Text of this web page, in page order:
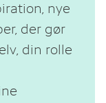
nye
der gør
din rolle